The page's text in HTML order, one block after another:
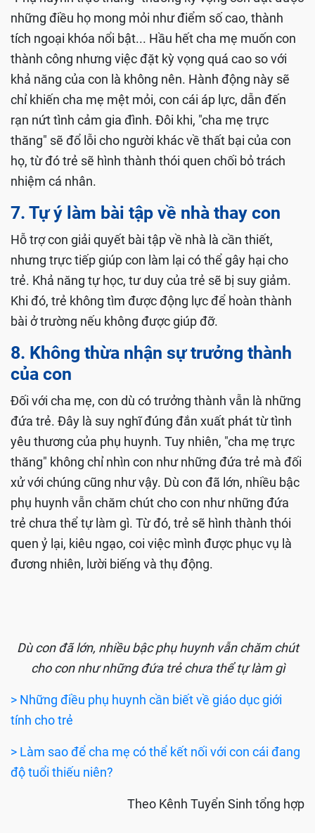
những điều họ mong mỏi như điểm số cao, thành
tích ngoại khóa nổi bật... Hầu hết cha mẹ muốn con
thành công nhưng việc đặt kỳ vọng quá cao so với
khả năng của con là không nên. Hành động này sẽ
chỉ khiến cha mẹ mệt mỏi, con cái áp lực, dẫn đến
rạn nứt tình cảm gia đình. Đôi khi, "cha mẹ trực
thăng" sẽ đổ lỗi cho người khác về thất bại của con
họ, từ đó trẻ sẽ hình thành thói quen chối bỏ trách
nhiệm cá nhân.
7. Tự ý làm bài tập về nhà thay con
Hỗ trợ con giải quyết bài tập về nhà là cần thiết,
nhưng trực tiếp giúp con làm lại có thể gây hại cho
trẻ. Khả năng tự học, tư duy của trẻ sẽ bị suy giảm.
Khi đó, trẻ không tìm được động lực để hoàn thành
bài ở trường nếu không được giúp đỡ.
8. Không thừa nhận sự trưởng thành
của con
Đối với cha mẹ, con dù có trưởng thành vẫn là những
đứa trẻ. Đây là suy nghĩ đúng đắn xuất phát từ tình
yêu thương của phụ huynh. Tuy nhiên, "cha mẹ trực
thăng" không chỉ nhìn con như những đứa trẻ mà đối
xử với chúng cũng như vậy. Dù con đã lớn, nhiều bậc
phụ huynh vẫn chăm chút cho con như những đứa
trẻ chưa thể tự làm gì. Từ đó, trẻ sẽ hình thành thói
quen ỷ lại, kiêu ngạo, coi việc mình được phục vụ là
đương nhiên, lười biếng và thụ động.
Dù con đã lớn, nhiều bậc phụ huynh vẫn chăm chút
cho con như những đứa trẻ chưa thể tự làm gì
> Những điều phụ huynh cần biết về giáo dục giới
tính cho trẻ
> Làm sao để cha mẹ có thể kết nối với con cái đang
độ tuổi thiếu niên?
Theo Kênh Tuyển Sinh tổng hợp